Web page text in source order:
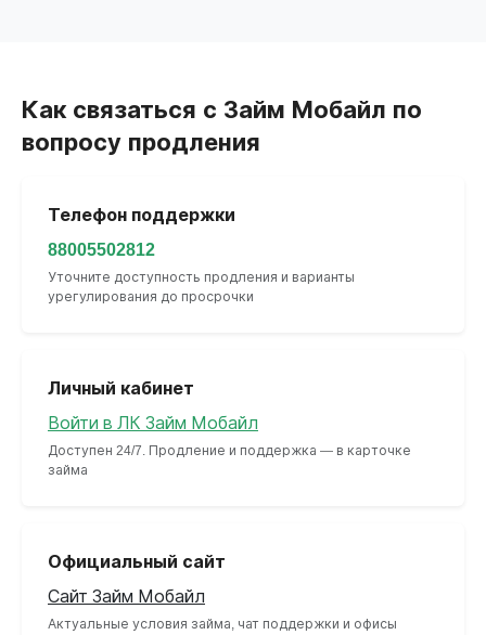
Как связаться с Займ Мобайл по
вопросу продления
Телефон поддержки
88005502812
Уточните доступность продления и варианты
урегулирования до просрочки
Личный кабинет
Войти в ЛК Займ Мобайл
Доступен 24/7. Продление и поддержка — в карточке
займа
Официальный сайт
Сайт Займ Мобайл
Актуальные условия займа, чат поддержки и офисы